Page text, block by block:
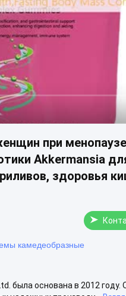
при
Akkermansia
здоровья
камедеобразные
была основана в 2012